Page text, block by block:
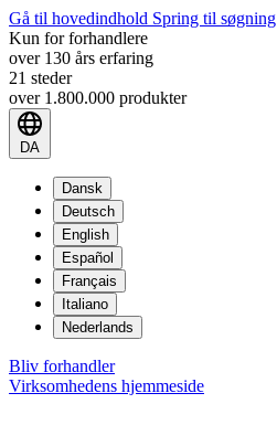
Gå til hovedindhold Spring til søgning
Kun for forhandlere
over 130 års erfaring
21 steder
over 1.800.000 produkter
DA
Dansk
Deutsch
English
Español
Français
Italiano
Nederlands
Bliv forhandler
Virksomhedens hjemmeside